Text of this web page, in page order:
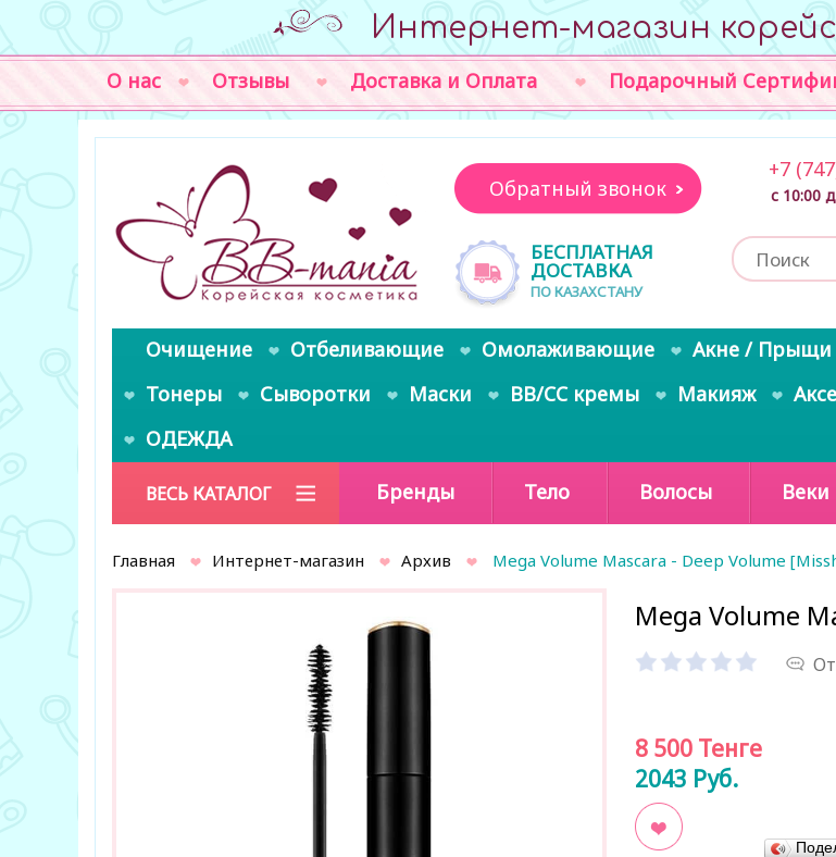
Интернет-магазин
О нас Отзывы Доставка и Оплата Подарочный
Обратный звонок
БЕСПЛАТНАЯ
ДОСТАВКА
ПО КАЗАХСТАНУ
+7 (747)
с 10:00
Очищение Отбеливающие Омолаживающие Акне / Прыщи
Тонеры
Сыворотки Маски BB/CC кремы Макияж
ОДЕЖДА
ВЕСЬ КАТАЛОГ Бренды Тело Волосы Веки
Главная Интернет-магазин Архив Mega Volume Mascara - Deep Volume
Mega Volume
8 500 Тенге
2043 Руб.